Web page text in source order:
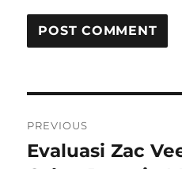
navigation
PREVIOUS
Previous
Evaluasi Zac